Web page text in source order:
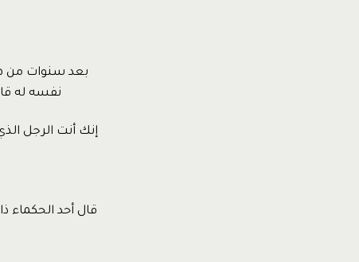
بعد سنوات من
نفسه له
إنك أنت الرجل
قال أحد الحكماء